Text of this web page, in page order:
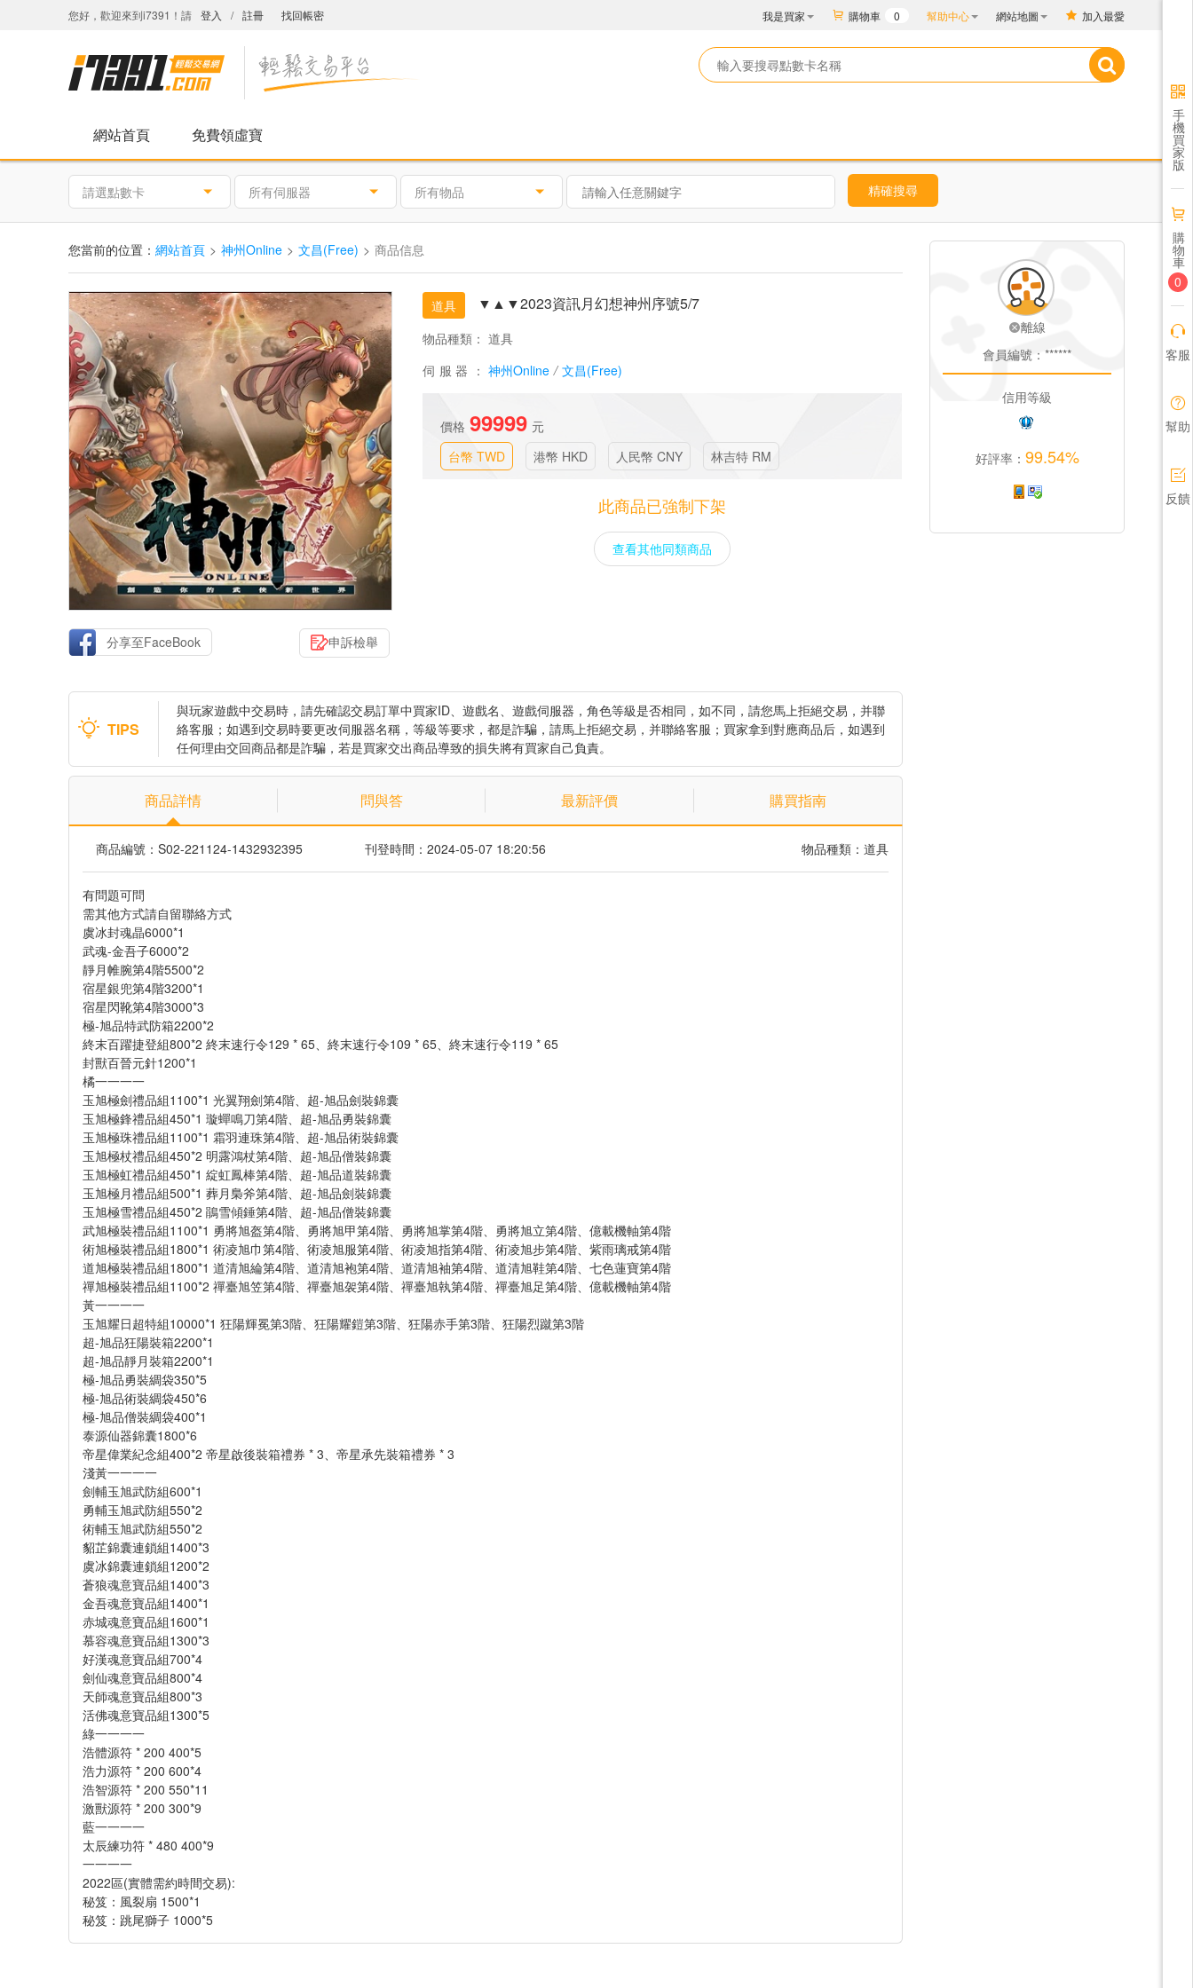
您好，歡迎來到i7391！請 登入 / 註冊 找回帳密 我是買家 購物車 0 幫助中心 網站地圖 加入最愛
網站首頁 免費領虛寶
請選點數卡 所有伺服器 所有物品 精確搜尋
您當前的位置： 網站首頁 神州Online 文昌(Free) 商品信息
分享至FaceBook 申訴檢舉
道具 ▼▲▼2023資訊月幻想神州序號5/7
物品種類： 道具
伺服器： 神州Online / 文昌(Free)
價格 99999 元
台幣 TWD
港幣 HKD 人民幣 CNY 林吉特 RM
此商品已強制下架
查看其他同類商品
TIPS
與玩家遊戲中交易時，請先確認交易訂單中買家ID、遊戲名、遊戲伺服器，角色等級是否相同，如不同，請您馬上拒絕交易，并聯
絡客服；如遇到交易時要更改伺服器名稱，等級等要求，都是詐騙，請馬上拒絕交易，并聯絡客服；買家拿到對應商品后，如遇到
任何理由交回商品都是詐騙，若是買家交出商品導致的損失將有買家自己負責。
商品詳情 問與答 最新評價 購買指南
商品編號：S02-221124-1432932395 刊登時間：2024-05-07 18:20:56 物品種類：道具
有問題可問
需其他方式請自留聯絡方式
虞冰封魂晶6000*1
武魂-金吾子6000*2
靜月帷腕第4階5500*2
宿星銀兜第4階3200*1
宿星閃靴第4階3000*3
極-旭品特武防箱2200*2
終末百躍捷登組800*2 終末速行令129 * 65、終末速行令109 * 65、終末速行令119 * 65
封獸百晉元針1200*1
橘一一一一
玉旭極劍禮品組1100*1 光翼翔劍第4階、超-旭品劍裝錦囊
玉旭極鋒禮品組450*1 璇蟬鳴刀第4階、超-旭品勇裝錦囊
玉旭極珠禮品組1100*1 霜羽連珠第4階、超-旭品術裝錦囊
玉旭極杖禮品組450*2 明露鴻杖第4階、超-旭品僧裝錦囊
玉旭極虹禮品組450*1 綻虹鳳棒第4階、超-旭品道裝錦囊
玉旭極月禮品組500*1 葬月梟斧第4階、超-旭品劍裝錦囊
玉旭極雪禮品組450*2 鵑雪傾錘第4階、超-旭品僧裝錦囊
武旭極裝禮品組1100*1 勇將旭盔第4階、勇將旭甲第4階、勇將旭掌第4階、勇將旭立第4階、億載機軸第4階
術旭極裝禮品組1800*1 術凌旭巾第4階、術凌旭服第4階、術凌旭指第4階、術凌旭步第4階、紫雨璃戒第4階
道旭極裝禮品組1800*1 道清旭綸第4階、道清旭袍第4階、道清旭袖第4階、道清旭鞋第4階、七色蓮寶第4階
禪旭極裝禮品組1100*2 禪臺旭笠第4階、禪臺旭袈第4階、禪臺旭執第4階、禪臺旭足第4階、億載機軸第4階
黃一一一一
玉旭耀日超特組10000*1 狂陽輝冕第3階、狂陽耀鎧第3階、狂陽赤手第3階、狂陽烈蹴第3階
超-旭品狂陽裝箱2200*1
超-旭品靜月裝箱2200*1
極-旭品勇裝綢袋350*5
極-旭品術裝綢袋450*6
極-旭品僧裝綢袋400*1
泰源仙器錦囊1800*6
帝星偉業紀念組400*2 帝星啟後裝箱禮券 * 3、帝星承先裝箱禮券 * 3
淺黃一一一一
劍輔玉旭武防組600*1
勇輔玉旭武防組550*2
術輔玉旭武防組550*2
貂芷錦囊連鎖組1400*3
虞冰錦囊連鎖組1200*2
蒼狼魂意寶品組1400*3
金吾魂意寶品組1400*1
赤城魂意寶品組1600*1
慕容魂意寶品組1300*3
好漢魂意寶品組700*4
劍仙魂意寶品組800*4
天師魂意寶品組800*3
活佛魂意寶品組1300*5
綠一一一一
浩體源符 * 200 400*5
浩力源符 * 200 600*4
浩智源符 * 200 550*11
激獸源符 * 200 300*9
藍一一一一
太辰練功符 * 480 400*9
一一一一
2022區(實體需約時間交易):
秘笈：風裂扇 1500*1
秘笈：跳尾獅子 1000*5
離線
會員編號：******
信用等級
好評率： 99.54%
手
機
買
家
版
購
物
車
0
客服
幫助
反饋